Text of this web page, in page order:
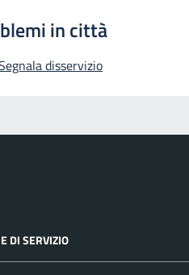
in città
disservizio
DI SERVIZIO